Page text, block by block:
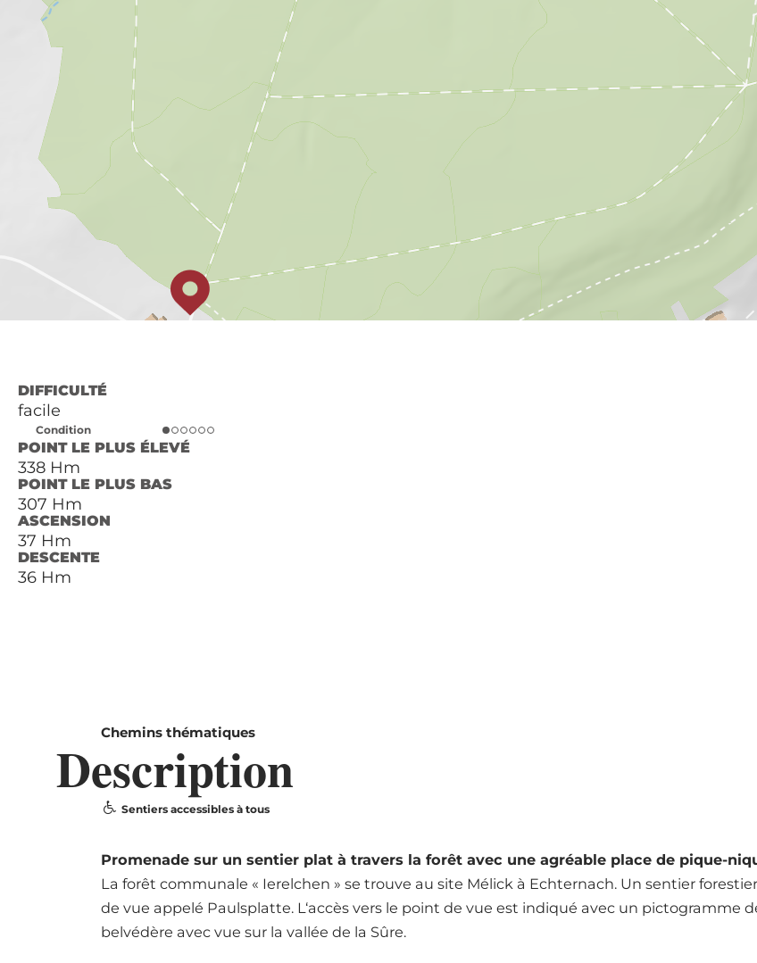
DIFFICULTÉ
facile
Condition
POINT LE PLUS ÉLEVÉ
338 Hm
POINT LE PLUS BAS
307 Hm
ASCENSION
37 Hm
DESCENTE
36 Hm
Chemins thématiques
Description
Sentiers accessibles à tous
Promenade sur un sentier plat à travers la forêt avec une agréable place de pique-
La forêt communale « Ierelchen » se trouve au site Mélick à Echternach. Un sentier
de vue appelé Paulsplatte. L‘accès vers le point de vue est indiqué avec un pictogramme
belvédère avec vue sur la vallée de la Sûre.